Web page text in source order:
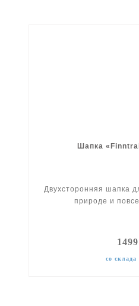
Шапка
Двухсторонняя шапка
природе и
со склада